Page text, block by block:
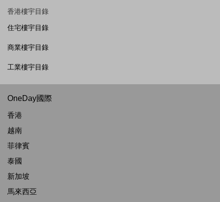
香港樓宇目錄
住宅樓宇目錄
商業樓宇目錄
工業樓宇目錄
OneDay國際
香港
越南
菲律賓
泰國
新加坡
馬來西亞